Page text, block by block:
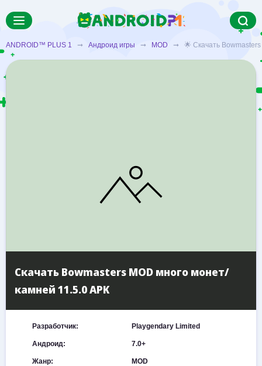
ANDROID™ PLUS 1 ➞ Андроид игры ➞ MOD ➞ 🌟 Скачать Bowmasters
Скачать Bowmasters MOD много монет/
камней 11.5.0 APK
Разработчик: Playgendary Limited
Андроид: 7.0+
Жанр: MOD